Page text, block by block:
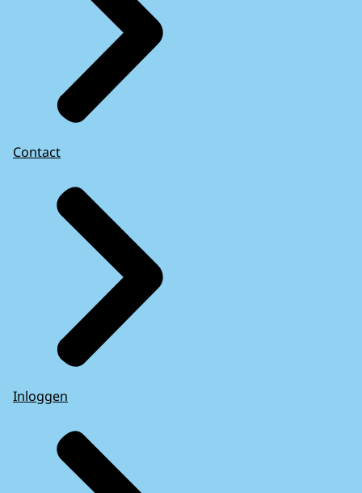
Contact
Inloggen